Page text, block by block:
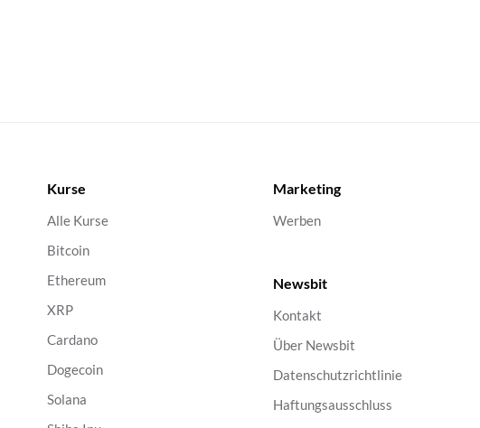
Kurse
Alle Kurse
Bitcoin
Ethereum
XRP
Cardano
Dogecoin
Solana
Marketing
Werben
Newsbit
Kontakt
Über Newsbit
Datenschutzrichtlinie
Haftungsausschluss